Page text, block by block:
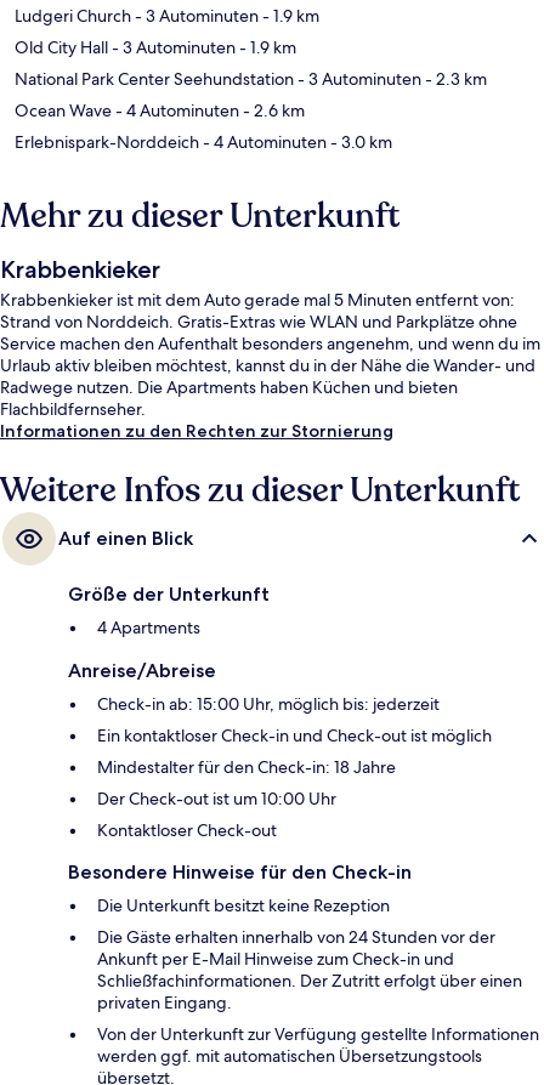
Ludgeri Church- 3 Autominuten- 1.9 km
Old City Hall- 3 Autominuten- 1.9 km
National Park Center Seehundstation- 3 Autominuten- 2.3 km
Ocean Wave- 4 Autominuten- 2.6 km
Erlebnispark-Norddeich- 4 Autominuten- 3.0 km
Mehr zu dieser Unterkunft
Krabbenkieker
Krabbenkieker ist mit dem Auto gerade mal 5 Minuten entfernt von:
Strand von Norddeich. Gratis-Extras wie WLAN und Parkplätze ohne
Service machen den Aufenthalt besonders angenehm, und wenn du im
Urlaub aktiv bleiben möchtest, kannst du in der Nähe die Wander- und
Radwege nutzen. Die Apartments haben Küchen und bieten
Flachbildfernseher.
Informationen zu den Rechten zur Stornierung
Weitere Infos zu dieser Unterkunft
Auf einen Blick
Größe der Unterkunft
4 Apartments
Anreise/Abreise
Check-in ab: 15:00 Uhr, möglich bis: jederzeit
Ein kontaktloser Check-in und Check-out ist möglich
Mindestalter für den Check-in: 18 Jahre
Der Check-out ist um 10:00 Uhr
Kontaktloser Check-out
Besondere Hinweise für den Check-in
Die Unterkunft besitzt keine Rezeption
Die Gäste erhalten innerhalb von 24 Stunden vor der
Ankunft per E-Mail Hinweise zum Check-in und
Schließfachinformationen. Der Zutritt erfolgt über einen
privaten Eingang.
Von der Unterkunft zur Verfügung gestellte Informationen
werden ggf. mit automatischen Übersetzungstools
übersetzt.